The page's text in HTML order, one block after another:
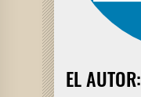
EL AUTOR: